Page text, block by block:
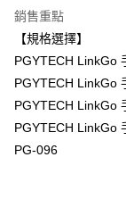
聯邦商業銀行
元大商業銀行
台新國際商業銀行
台灣樂天信用卡公
匯豐（台灣）商業
聯邦商業銀行
元大商業銀行
台灣樂天信用卡公
國泰世華商業銀行
臺灣中小企業銀行
匯豐（台灣）商業
聯邦商業銀行
元大商業銀行
玉山商業銀行
Apple Pay
街口支付
悠遊付
Google Pay
全支付
銷售重點
【規格選擇】
PGYTECH LinkGo
PGYTECH LinkGo
PGYTECH LinkGo
PGYTECH LinkGo
PG-096